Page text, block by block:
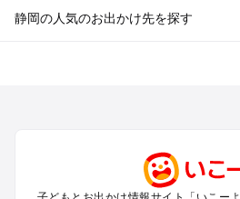
静岡の人気のお出かけ先を探す
小田原・熱海・湯河原・真鶴のプール
中伊豆・西伊豆・南伊豆のプールお出